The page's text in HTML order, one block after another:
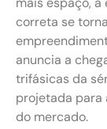
correta se
anuncia a
trifásicas da
projetada para
do mercado.